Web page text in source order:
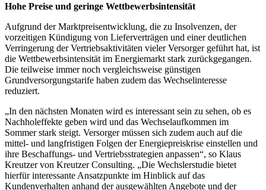
Hohe Preise und geringe Wettbewerbsintensität
Aufgrund der Marktpreisentwicklung, die zu Insolvenzen, der
vorzeitigen Kündigung von Lieferverträgen und einer deutlichen
Verringerung der Vertriebsaktivitäten vieler Versorger geführt hat, ist
die Wettbewerbsintensität im Energiemarkt stark zurückgegangen.
Die teilweise immer noch vergleichsweise günstigen
Grundversorgungstarife haben zudem das Wechselinteresse
reduziert.
„In den nächsten Monaten wird es interessant sein zu sehen, ob es
Nachholeffekte geben wird und das Wechselaufkommen im
Sommer stark steigt. Versorger müssen sich zudem auch auf die
mittel- und langfristigen Folgen der Energiepreiskrise einstellen und
ihre Beschaffungs- und Vertriebsstrategien anpassen“, so Klaus
Kreutzer von Kreutzer Consulting. „Die Wechslerstudie bietet
hierfür interessante Ansatzpunkte im Hinblick auf das
Kundenverhalten anhand der ausgewählten Angebote und der